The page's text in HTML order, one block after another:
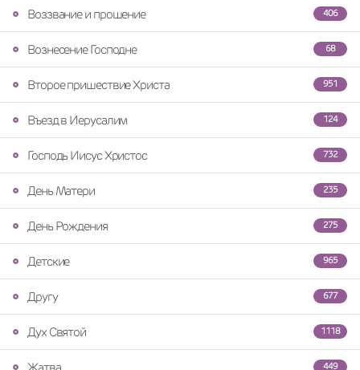
406
Воззвание и прошение
68
Вознесение Господне
951
Второе пришествие Христа
124
Въезд в Иерусалим
732
Господь Иисус Христос
235
День Матери
275
День Рождения
965
Детские
677
Другу
1118
Дух Святой
449